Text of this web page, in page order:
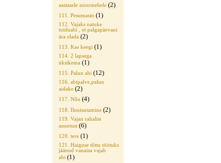
aastasele noormehele (2)
111. Pesumasin (1)
112. Vajaks natuke
toiduabi , et palgapäevani
ära elada (2)
113. Kas keegi (1)
114. 2 lapsega
üksikema (1)
115. Palun abi (12)
116. abipalve,palun
aidake (2)
117. Nõu (4)
118. Iluuisutamine (2)
119. Vajan rahalist
annetust (6)
120. tere (1)
121. Haiguse tõttu töötuks
jäänud vanaisa vajab
abi (1)